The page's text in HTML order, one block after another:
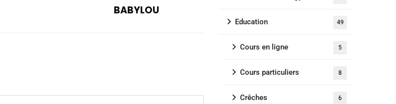
BABYLOU
Education 49
Cours en ligne 5
Cours particuliers 8
Crêches 6